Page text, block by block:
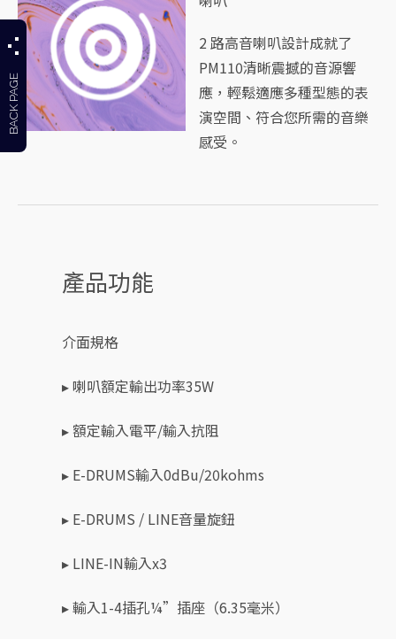
BACK PAGE
2 路高音喇叭設計成就了
PM110清晰震撼的音源響
應，輕鬆適應多種型態的表
演空間、符合您所需的音樂
感受。
產品功能
介面規格
▸ 喇叭額定輸出功率35W
▸ 額定輸入電平/輸入抗阻
▸ E-DRUMS輸入0dBu/20kohms
▸ E-DRUMS / LINE音量旋鈕
▸ LINE-IN輸入x3
▸ 輸入1-4插孔¼”插座（6.35毫米）